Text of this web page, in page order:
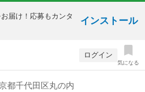
届け！応募もカンタ
インストール
ログイン
気になる
都千代田区丸の内